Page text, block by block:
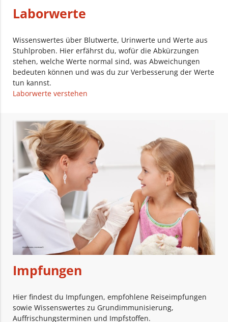
Laborwerte
Wissenswertes über Blutwerte, Urinwerte und Werte aus
Stuhlproben. Hier erfährst du, wofür die Abkürzungen
stehen, welche Werte normal sind, was Abweichungen
bedeuten können und was du zur Verbesserung der Werte
tun kannst.
Laborwerte verstehen
Impfungen
Hier findest du Impfungen, empfohlene Reiseimpfungen
sowie Wissenswertes zu Grundimmunisierung,
Auffrischungsterminen und Impfstoffen.